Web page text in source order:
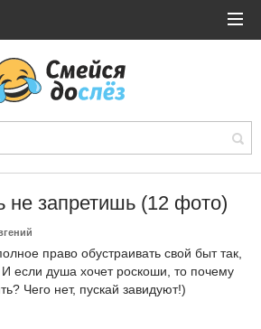
не запретишь (12 фото)
право обустраивать свой быт так,
И если душа хочет роскоши, то почему
Чего нет, пускай завидуют!)